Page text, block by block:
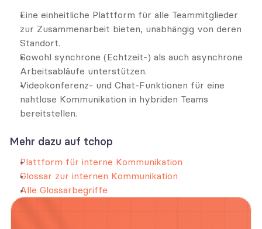
Eine einheitliche Plattform für alle Teammitglieder
zur Zusammenarbeit bieten, unabhängig von deren
Standort.
Sowohl synchrone (Echtzeit-) als auch asynchrone
Arbeitsabläufe unterstützen.
Videokonferenz- und Chat-Funktionen für eine
nahtlose Kommunikation in hybriden Teams
bereitstellen.
Mehr dazu auf tchop
Plattform für interne Kommunikation
Glossar zur internen Kommunikation
Alle Glossarbegriffe